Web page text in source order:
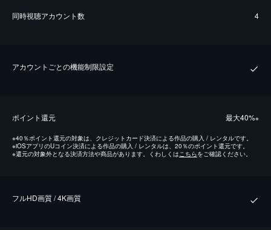
同時視聴アカウント数 4
アカウントごとの機能制限設定
ポイント還元 最⼤40%※
※40％ポイント還元の対象は、クレジットカード決済による作品の購入 / レンタルです。
※iOSアプリのUコイン決済による作品の購入 / レンタルは、20％のポイント還元です。
※還元の対象外となる決済方法や商品があります。くわしくはこちらをご確認ください。
フルHD画質 / 4K画質